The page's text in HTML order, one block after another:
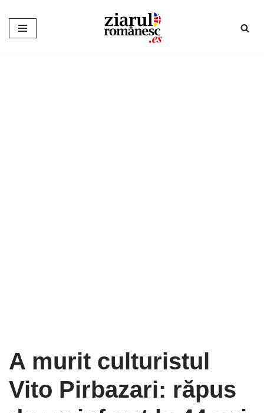
Sari
A murit culturistul
Vito Pirbazari: răpus